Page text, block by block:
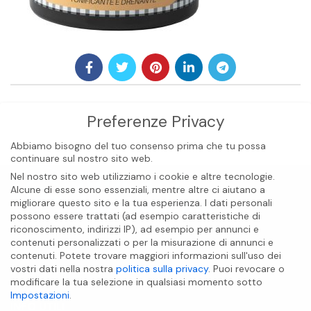
BIOCARE INTERNATIONAL S.A.S
Preferenze Privacy
Abbiamo bisogno del tuo consenso prima che tu possa
continuare sul nostro sito web.
Nel nostro sito web utilizziamo i cookie e altre tecnologie.
Alcune di esse sono essenziali, mentre altre ci aiutano a
migliorare questo sito e la tua esperienza. I dati personali
possono essere trattati (ad esempio caratteristiche di
riconoscimento, indirizzi IP), ad esempio per annunci e
contenuti personalizzati o per la misurazione di annunci e
contenuti. Potete trovare maggiori informazioni sull'uso dei
vostri dati nella nostra politica sulla privacy. Puoi revocare o
modificare la tua selezione in qualsiasi momento sotto
Impostazioni.